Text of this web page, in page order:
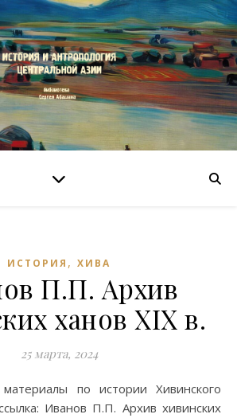
ИСТОРИЯ , ХИВА
П.П. Архив
ханов XIX в.
25 марта, 2024
Иванов П.П. Архив хивинских